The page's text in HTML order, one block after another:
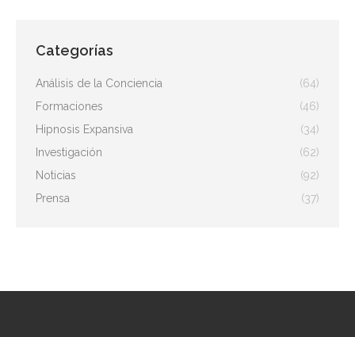
Categorías
Análisis de la Conciencia
(64)
Formaciones
(46)
Hipnosis Expansiva
(34)
Investigación
(62)
Noticias
(92)
Prensa
(37)